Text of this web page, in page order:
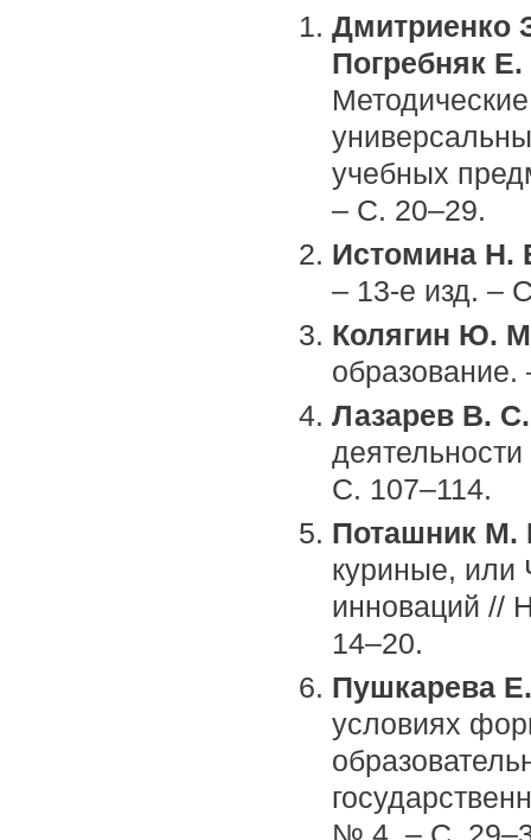
Дмитриенко
Погребняк
учебных
– С. 20–29.
Истомина Н.
– 13-е изд. –
Колягин Ю.
Лазарев В.
С. 107–114.
Поташник
куриные, или
инноваций //
14–20.
Пушкарева
условиях